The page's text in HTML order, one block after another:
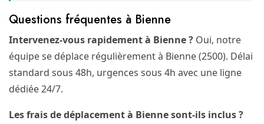
Questions fréquentes à Bienne
Intervenez-vous rapidement à Bienne ? Oui, notre
équipe se déplace régulièrement à Bienne (2500). Délai
standard sous 48h, urgences sous 4h avec une ligne
dédiée 24/7.
Les frais de déplacement à Bienne sont-ils inclus ?